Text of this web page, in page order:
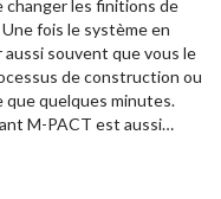
changer les finitions de
fois le système en
souvent que vous le
de construction ou
que quelques minutes.
M-PACT est aussi